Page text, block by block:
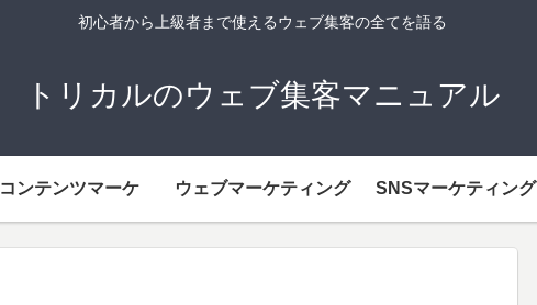
初心者から上級者まで使えるウェブ集客の全てを語る
トリカルのウェブ集客マニュアル
コンテンツマーケ ウェブマーケティング SNSマーケティング